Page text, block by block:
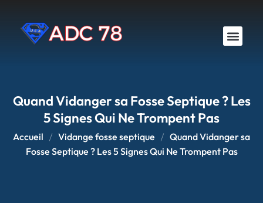
Quand Vidanger sa Fosse Septique ? Les
5 Signes Qui Ne Trompent Pas
Accueil Vidange fosse septique
Quand Vidanger sa
Fosse Septique ? Les 5 Signes Qui Ne Trompent Pas